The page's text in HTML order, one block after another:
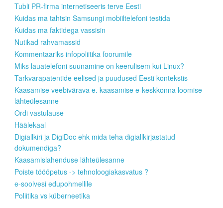
Tubli PR-firma internetiseeris terve Eesti
Kuidas ma tahtsin Samsungi mobiiltelefoni testida
Kuidas ma faktidega vassisin
Nutikad rahvamassid
Kommentaariks infopoliitika foorumile
Miks lauatelefoni suunamine on keerulisem kui Linux?
Tarkvarapatentide eelised ja puudused Eesti kontekstis
Kaasamise veebivärava e. kaasamise e-keskkonna loomise
lähteülesanne
Ordi vastulause
Häälekaal
Digiallkiri ja DigiDoc ehk mida teha digiallkirjastatud
dokumendiga?
Kaasamislahenduse lähteülesanne
Poiste tööõpetus -> tehnoloogiakasvatus ?
e-soolvesi edupohmellile
Poliitika vs küberneetika